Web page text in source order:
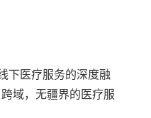
下医疗服务的深度融
域，无疆界的医疗服